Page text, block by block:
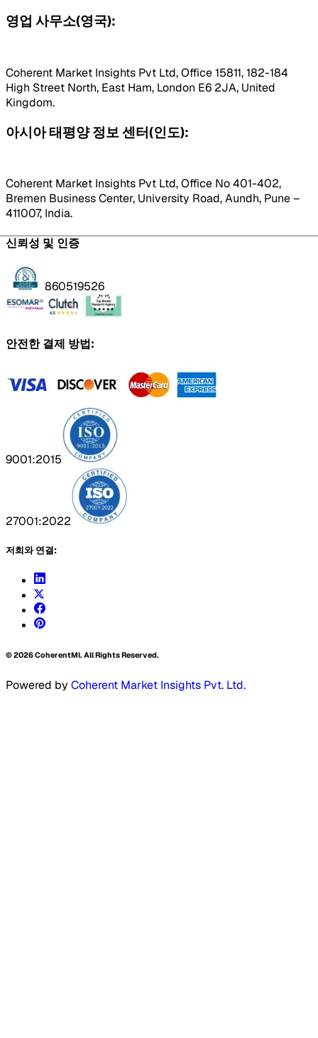
영업 사무소(영국):
Coherent Market Insights Pvt Ltd, Office 15811, 182-184
High Street North, East Ham, London E6 2JA, United
Kingdom.
아시아 태평양 정보 센터(인도):
Coherent Market Insights Pvt Ltd, Office No 401-402,
Bremen Business Center, University Road, Aundh, Pune –
411007, India.
신뢰성 및 인증
860519526
안전한 결제 방법:
9001:2015
27001:2022
저희와 연결:
©2026CoherentMI. All Rights Reserved.
Powered by Coherent Market Insights Pvt. Ltd.